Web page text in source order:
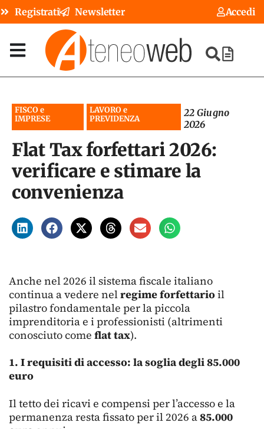
Registrati Newsletter Accedi
FISCO e
IMPRESE
LAVORO e
PREVIDENZA
22 Giugno
2026
Flat Tax forfettari 2026:
verificare e stimare la
convenienza
Anche nel 2026 il sistema fiscale italiano
continua a vedere nelregime forfettarioil
pilastro fondamentale per la piccola
imprenditoria e i professionisti (altrimenti
conosciuto come flat tax).
1. I requisiti di accesso: la soglia degli 85.000
euro
Il tetto dei ricavi e compensi per l’accesso e la
permanenza resta fissato per il 2026 a85.000